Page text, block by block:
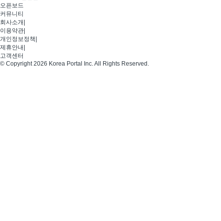
오픈보드
커뮤니티
회사소개
이용약관
개인정보정책
제휴안내
고객센터
© Copyright 2026 Korea Portal Inc. All Rights Reserved.